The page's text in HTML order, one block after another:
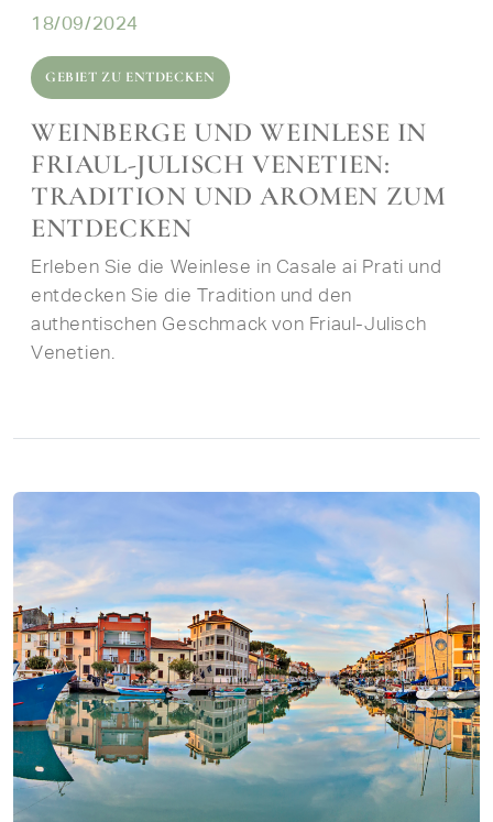
18/09/2024
GEBIET ZU ENTDECKEN
WEINBERGE UND WEINLESE IN
FRIAUL-JULISCH VENETIEN:
TRADITION UND AROMEN ZUM
ENTDECKEN
Erleben Sie die Weinlese in Casale ai Prati und
entdecken Sie die Tradition und den
authentischen Geschmack von Friaul-Julisch
Venetien.